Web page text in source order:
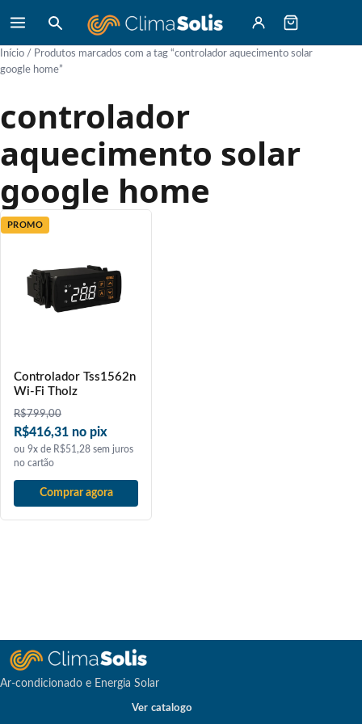
Início / Produtos marcados com a tag “controlador aquecimento solar
google home”
controlador
aquecimento solar
google home
PROMO
Controlador Tss1562n
Wi-Fi Tholz
R$799,00
R$416,31 no pix
ou 9x de R$51,28 sem juros
no cartão
Comprar agora
Ar-condicionado e Energia Solar
Ver catalogo